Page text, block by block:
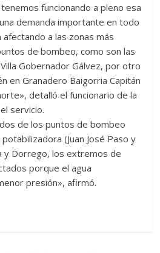
funcionando a pleno esa
demanda importante en todo
a las zonas más
de bombeo, como son las
Gobernador Gálvez, por otro
en Granadero Baigorria Capitán
detalló el funcionario de la
servicio.
de los puntos de bombeo
(Juan José Paso y
y Dorrego, los extremos de
porque el agua
presión», afirmó.